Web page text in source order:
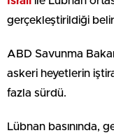
gerçekleştirildiği
ABD Savunma
askeri heyetlerin
fazla sürdü.
Lübnan basınında,